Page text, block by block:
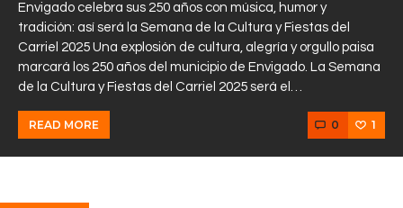
Envigado celebra sus 250 años con música, humor y
tradición: así será la Semana de la Cultura y Fiestas del
Carriel 2025 Una explosión de cultura, alegría y orgullo paisa
marcará los 250 años del municipio de Envigado. La Semana
de la Cultura y Fiestas del Carriel 2025 será el…
READ MORE 0 1